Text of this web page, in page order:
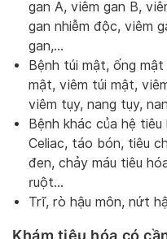
gan A, viêm gan B,
gan nhiễm độc, viêm
gan,…
Bệnh túi mật, ống
mật, viêm túi mật,
viêm tụy, nang tụy,
Bệnh khác của hệ
Celiac, táo bón, tiêu
đen, chảy máu tiêu
ruột…
Trĩ, rò hậu môn, nứt
Khám tiêu hóa có